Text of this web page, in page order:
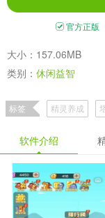
官方正版
大小：157.06MB
类别： 休闲益智
标签 精灵养成
软件介绍